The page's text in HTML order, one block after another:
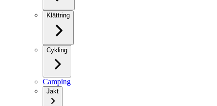
Klättring
Cykling
Camping
Jakt